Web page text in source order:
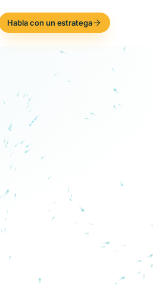
Habla con un estratega